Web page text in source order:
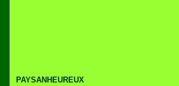
PAYSANHEUREUX